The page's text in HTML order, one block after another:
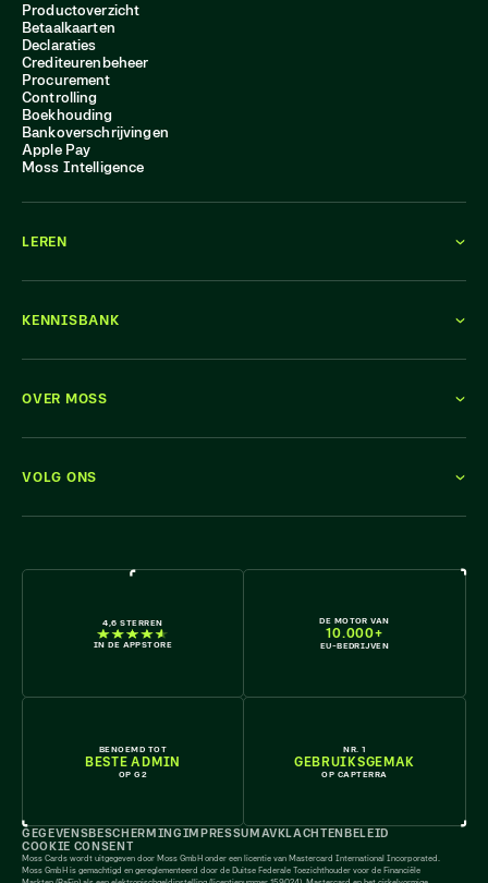
4,6 STERREN
IN DE APPSTORE
DE MOTOR VAN
10.000+
EU-BEDRIJVEN
BENOEMD TOT
BESTE ADMIN
OP G2
NR. 1
GEBRUIKSGEMAK
OP CAPTERRA
Productoverzicht
Betaalkaarten
Declaraties
Crediteurenbeheer
Procurement
Controlling
Boekhouding
Bankoverschrijvingen
Apple Pay
Moss Intelligence
LEREN
KENNISBANK
OVER MOSS
VOLG ONS
GEGEVENSBESCHERMINGIMPRESSUM AV KLACHTENBELEID
COOKIE CONSENT
Moss Cards wordt uitgegeven door Moss GmbH onder een licentie van Mastercard International Incorporated.
Moss GmbH is gemachtigd en gereglementeerd door de Duitse Federale Toezichthouder voor de Financiële